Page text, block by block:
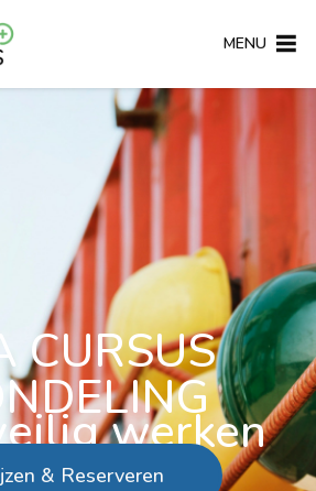
MENU
CURSUS
werken
& Reserveren